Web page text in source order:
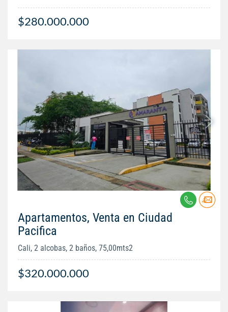
$280.000.000
Apartamentos, Venta en Ciudad
Pacifica
Cali, 2 alcobas, 2 baños, 75,00mts2
$320.000.000